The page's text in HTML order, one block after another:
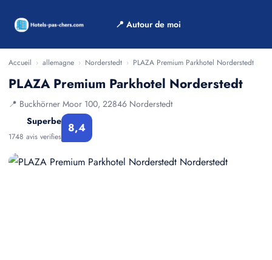
📍 Autour de moi
Accueil › allemagne › Norderstedt › PLAZA Premium Parkhotel Norderstedt
PLAZA Premium Parkhotel Norderstedt
📍 Buckhörner Moor 100, 22846 Norderstedt
Superbe
1748 avis verifies
8,4